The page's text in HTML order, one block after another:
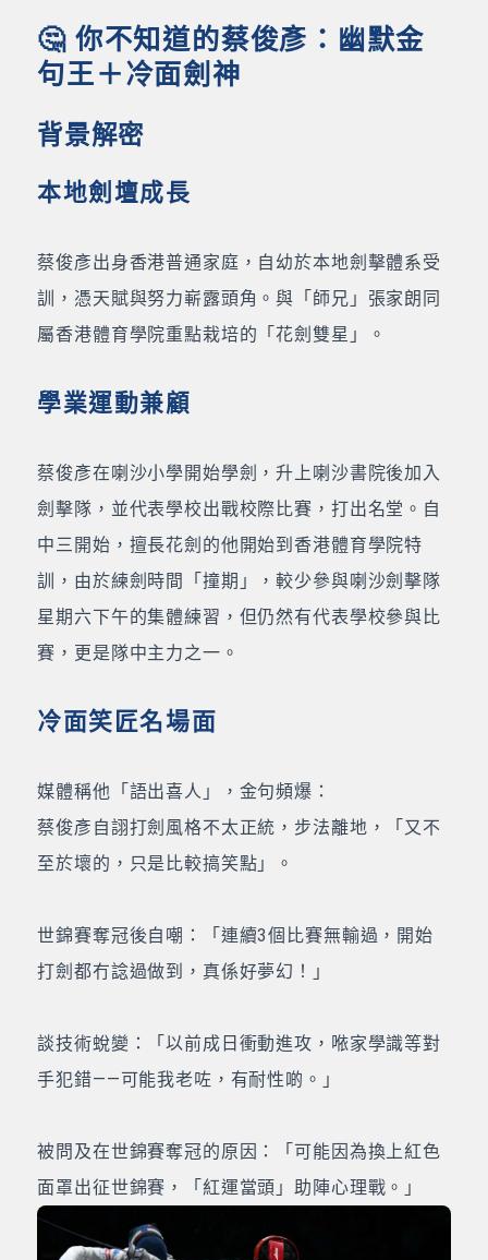
🤔 你不知道的蔡俊彥：幽默金
句王＋冷面劍神
背景解密
本地劍壇成長
蔡俊彥出身香港普通家庭，自幼於本地劍擊體系受
訓，憑天賦與努力嶄露頭角。與「師兄」張家朗同
屬香港體育學院重點栽培的「花劍雙星」。
學業運動兼顧
蔡俊彥在喇沙小學開始學劍，升上喇沙書院後加入
劍擊隊，並代表學校出戰校際比賽，打出名堂。自
中三開始，擅長花劍的他開始到香港體育學院特
訓，由於練劍時間「撞期」，較少參與喇沙劍擊隊
星期六下午的集體練習，但仍然有代表學校參與比
賽，更是隊中主力之一。
冷面笑匠名場面
媒體稱他「語出喜人」，金句頻爆：
蔡俊彥自詡打劍風格不太正統，步法離地，「又不
至於壞的，只是比較搞笑點」。
世錦賽奪冠後自嘲：「連續3個比賽無輸過，開始
打劍都冇諗過做到，真係好夢幻！」
談技術蛻變：「以前成日衝動進攻，𠵱家學識等對
手犯錯——可能我老咗，有耐性啲。」
被問及在世錦賽奪冠的原因：「可能因為換上紅色
面罩出征世錦賽，「紅運當頭」助陣心理戰。」